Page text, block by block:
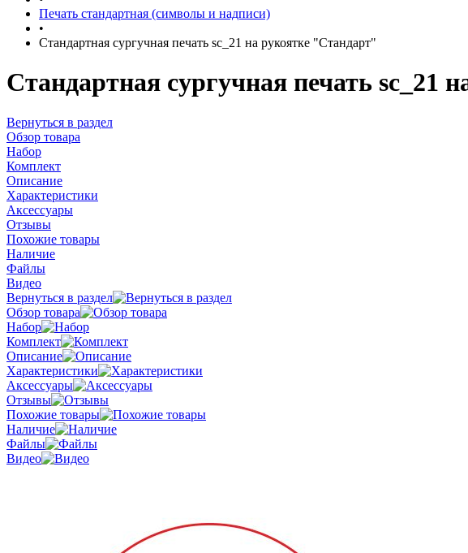
Печать стандартная (символы и надписи)
•
Стандартная сургучная печать sc_21 на рукоятке "Стандарт"
Стандартная сургучная печать sc_21
Вернуться в раздел
Обзор товара
Набор
Комплект
Описание
Характеристики
Аксессуары
Отзывы
Похожие товары
Наличие
Файлы
Видео
Вернуться в раздел
Обзор товара
Набор
Комплект
Описание
Характеристики
Аксессуары
Отзывы
Похожие товары
Наличие
Файлы
Видео